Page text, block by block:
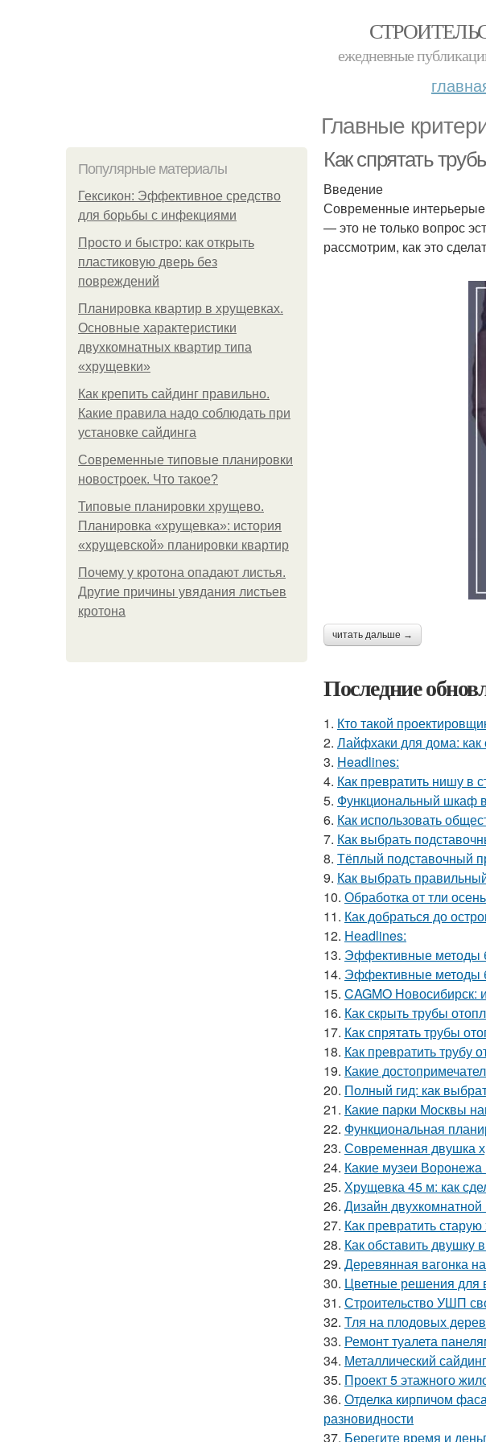
ежедневные
Главные
Популярные материалы
Гексикон: Эффективное средство
для борьбы с инфекциями
Просто и быстро: как открыть
пластиковую дверь без
повреждений
Планировка квартир в хрущевках.
Основные характеристики
двухкомнатных квартир типа
«хрущевки»
Как крепить сайдинг правильно.
Какие правила надо соблюдать при
установке сайдинга
Современные типовые планировки
новостроек. Что такое?
Типовые планировки хрущево.
Планировка «хрущевка»: история
«хрущевской» планировки квартир
Почему у кротона опадают листья.
Другие причины увядания листьев
кротона
Как спрятать
Введение
Современные
— это не только вопрос
рассмотрим, как это
читать дальше →
Последние
1. Кто такой
2. Лайфхаки для дома:
3. Headlines:
4. Как превратить нишу в
5. Функциональный шкаф в
6. Как использовать
7. Как выбрать
8. Тёплый подставочный
9. Как выбрать
10. Обработка от тли
11. Как добраться до
12. Headlines:
13. Эффективные методы
14. Эффективные методы
15. CAGMO Новосибирск:
16. Как скрыть трубы
17. Как спрятать трубы
18. Как превратить трубу
19. Какие
20. Полный гид: как
21. Какие парки Москвы
22. Функциональная
23. Современная двушка
24. Какие музеи Воронежа
25. Хрущевка 45 м: как
26. Дизайн
27. Как превратить
28. Как обставить
29. Деревянная вагонка
30. Цветные решения для
31. Строительство УШП
32. Тля на плодовых
33. Ремонт туалета
34. Металлический
35. Проект 5 этажного
36. Отделка кирпичом
разновидности
37. Берегите время и